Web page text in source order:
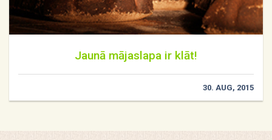
Jaunā mājaslapa ir klāt!
30. AUG, 2015